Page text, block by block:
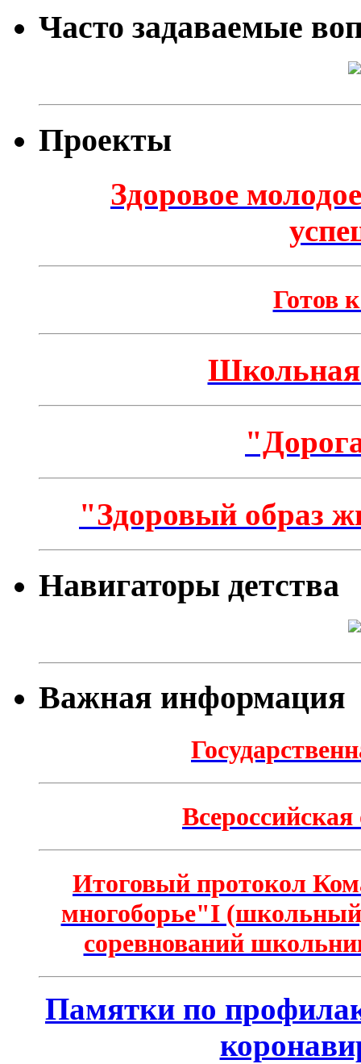
Часто задаваемые
Проекты
Здоровое
Готов
Школьная
"Здоровый образ
Навигаторы детства
Важная информация
Итоговый протокол
многоборье"I
соревнований
Памятки по